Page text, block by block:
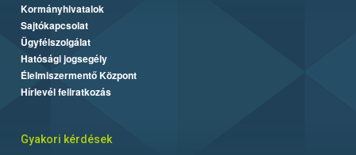
Kormányhivatalok
Sajtókapcsolat
Ügyfélszolgálat
Hatósági jogsegély
Élelmiszermentő Központ
Hírlevél feliratkozás
Gyakori kérdések